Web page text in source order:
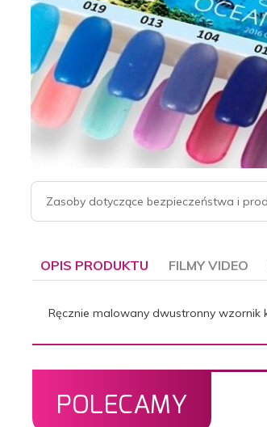
Zasoby dotyczące bezpieczeństwa i
OPIS PRODUKTU FILMY VIDEO
Ręcznie malowany dwustronny
POLECAMY